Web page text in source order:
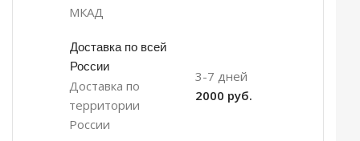
МКАД
Доставка по всей
России
Доставка по
территории
России
3-7 дней
2000 руб.